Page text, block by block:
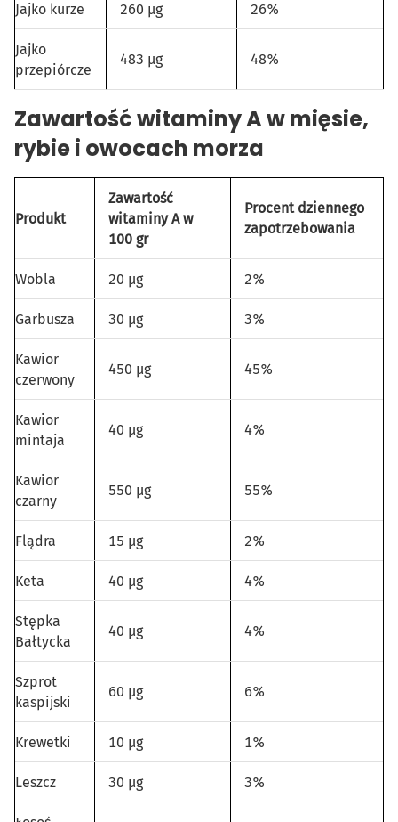
Jajko kurze 260 µg 26%
Jajko
przepiórcze
483 µg 48%
Zawartość witaminy A w mięsie,
rybie i owocach morza
Produkt
Zawartość
witaminy A w
100 gr
Procent dziennego
zapotrzebowania
Wobla 20 µg 2%
Garbusza 30 µg 3%
Kawior
czerwony
450 µg 45%
Kawior
mintaja
40 µg 4%
Kawior
czarny
550 µg 55%
Flądra 15 µg 2%
Keta 40 µg 4%
Stępka
Bałtycka
40 µg 4%
Szprot
kaspijski
60 µg 6%
Krewetki 10 µg 1%
Leszcz 30 µg 3%